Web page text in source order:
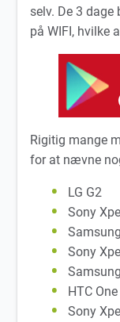
selv. De 3
på WIFI, hvilke
Rigitig mange
for at nævne
LG G2
Sony
Sony
HTC One
Sony